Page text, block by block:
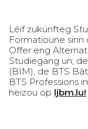
Léif zukünfteg
Formatioune sinn
Offer eng
Studiegäng un;
(BIM), de BTS
BTS Professions
heizou op ljbm.lu!